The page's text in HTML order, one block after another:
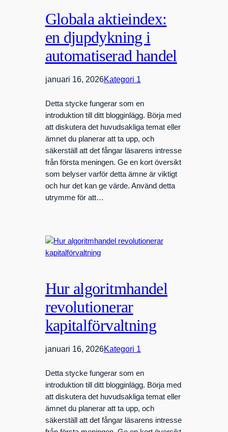
Globala aktieindex:
en djupdykning i
automatiserad handel
januari 16, 2026Kategori 1
Detta stycke fungerar som en
introduktion till ditt blogginlägg. Börja med
att diskutera det huvudsakliga temat eller
ämnet du planerar att ta upp, och
säkerställ att det fångar läsarens intresse
från första meningen. Ge en kort översikt
som belyser varför detta ämne är viktigt
och hur det kan ge värde. Använd detta
utrymme för att…
Hur algoritmhandel
revolutionerar
kapitalförvaltning
januari 16, 2026Kategori 1
Detta stycke fungerar som en
introduktion till ditt blogginlägg. Börja med
att diskutera det huvudsakliga temat eller
ämnet du planerar att ta upp, och
säkerställ att det fångar läsarens intresse